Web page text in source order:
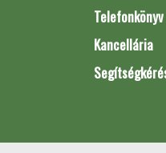
Telefonkönyv
Kancellária